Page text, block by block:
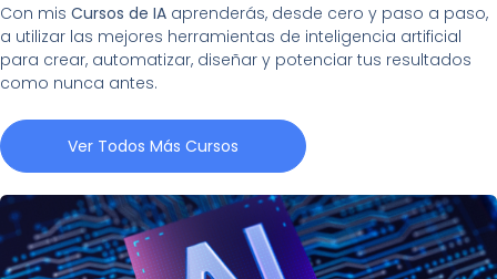
Con mis Cursos de IA aprenderás, desde cero y paso a paso,
a utilizar las mejores herramientas de inteligencia artificial
para crear, automatizar, diseñar y potenciar tus resultados
como nunca antes.
Ver Todos Más Cursos